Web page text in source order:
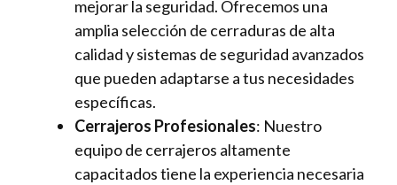
mejorar la seguridad. Ofrecemos una
amplia selección de cerraduras de alta
calidad y sistemas de seguridad avanzados
que pueden adaptarse a tus necesidades
específicas.
Cerrajeros Profesionales: Nuestro
equipo de cerrajeros altamente
capacitados tiene la experiencia necesaria